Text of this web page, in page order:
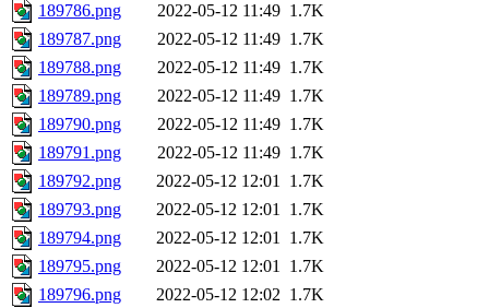
189786.png
2022-05-12 11:49 1.7K
189787.png
2022-05-12 11:49 1.7K
189788.png
2022-05-12 11:49 1.7K
189789.png
2022-05-12 11:49 1.7K
189790.png
2022-05-12 11:49 1.7K
189791.png
2022-05-12 11:49 1.7K
189792.png
2022-05-12 12:01 1.7K
189793.png
2022-05-12 12:01 1.7K
189794.png
2022-05-12 12:01 1.7K
189795.png
2022-05-12 12:01 1.7K
189796.png
2022-05-12 12:02 1.7K